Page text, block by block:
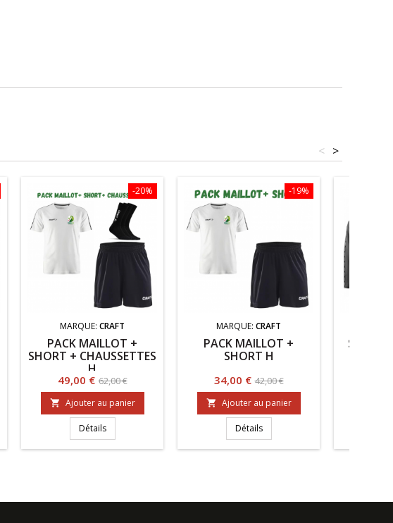
>
<
-20%
MARQUE: CRAFT
PACK MAILLOT +
SHORT + CHAUSSETTES
H
Prix
49,00 € Prix
de
base
62,00 €
 Ajouter au panier
Détails
-19%
MARQUE: CRAFT
PACK MAILLOT +
SHORT H
Prix
34,00 € Prix
de
base
42,00 €
 Ajouter au panier
Détails